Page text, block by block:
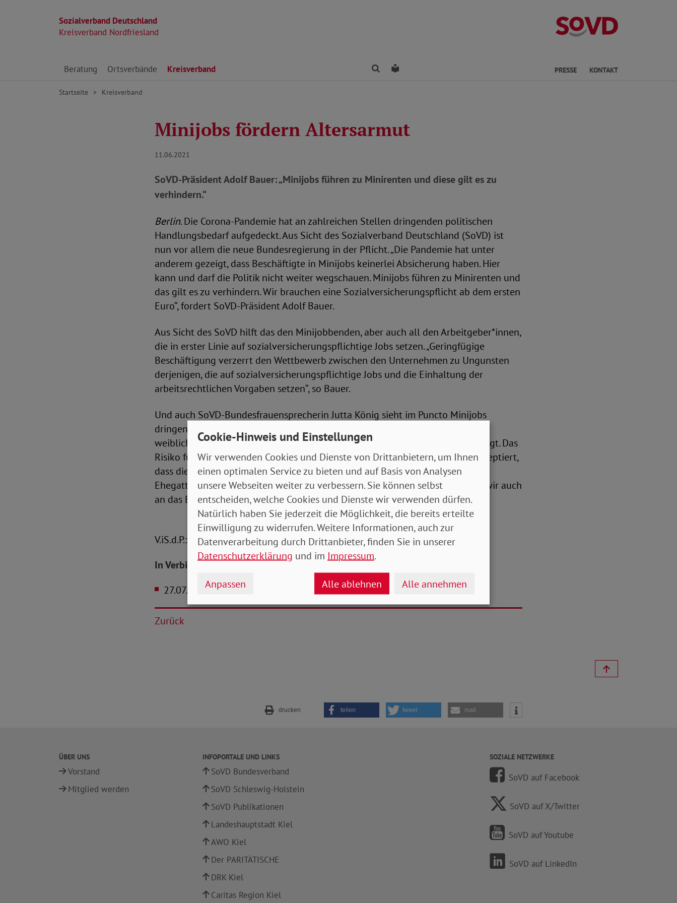
Sozialverband Deutschland
Kreisverband Nordfriesland
Kreisverband
Direkt zu den Inhalten springen
Beratung Ortsverbände Kreisverband FindenLeichte Sprache PRESSE KONTAKT
Startseite Kreisverband
Minijobs fördern Altersarmut
11.06.2021
SoVD-Präsident Adolf Bauer: „Minijobs führen zu Minirenten und diese gilt es zu
verhindern.“
Berlin. Die Corona-Pandemie hat an zahlreichen Stellen dringenden politischen
Handlungsbedarf aufgedeckt. Aus Sicht des Sozialverband Deutschland (SoVD) ist
nun vor allem die neue Bundesregierung in der Pflicht. „Die Pandemie hat unter
anderem gezeigt, dass Beschäftigte in Minijobs keinerlei Absicherung haben. Hier
kann und darf die Politik nicht weiter wegschauen. Minijobs führen zu Minirenten und
das gilt es zu verhindern. Wir brauchen eine Sozialversicherungspflicht ab dem ersten
Euro“, fordert SoVD-Präsident Adolf Bauer.
Aus Sicht des SoVD hilft das den Minijobbenden, aber auch all den Arbeitgeber*innen,
die in erster Linie auf sozialversicherungspflichtige Jobs setzen. „Geringfügige
Beschäftigung verzerrt den Wettbewerb zwischen den Unternehmen zu Ungunsten
derjenigen, die auf sozialversicherungspflichtige Jobs und die Einhaltung der
arbeitsrechtlichen Vorgaben setzen“, so Bauer.
Und auch SoVD-Bundesfrauensprecherin Jutta König sieht im Puncto Minijobs
dringenden Handlungsbedarf. „Der überwiegende Anteil der Minijobbenden ist
weiblich. Im gewerblichen Bereich sind 3.905.806 Frauen in Minijobs beschäftigt. Das
Risiko für Altersarmut ist hier besonders hoch. Es wird Zeit, dass die Politik akzeptiert,
dass die Brücke zum ersten Arbeitsmarkt durchweg nicht geglückt ist. Das
Ehegattensplitting begünstigt derzeit den Verbleib im Minijob. daher müssen wir auch
an das Ehegattensplitting ran.“
V.iS.d.P.: Christian Draheim
In Verbindung stehende Artikel
27.07.2021Lehren aus der Krise ziehen
Zurück
drucken teilen tweet mail
ÜBER UNS
Vorstand
Mitglied werden
INFOPORTALE UND LINKS
SoVD Bundesverband
SoVD Schleswig-Holstein
SoVD Publikationen
Landeshauptstadt Kiel
AWO Kiel
Der PARITÄTISCHE
DRK Kiel
Caritas Region Kiel
SOZIALE NETZWERKE
SoVD auf Facebook
SoVD auf X/Twitter
SoVD auf Youtube
SoVD auf LinkedIn
Cookie-Hinweis und Einstellungen
Wir verwenden Cookies und Dienste von Drittanbietern, um Ihnen
einen optimalen Service zu bieten und auf Basis von Analysen
unsere Webseiten weiter zu verbessern. Sie können selbst
entscheiden, welche Cookies und Dienste wir verwenden dürfen.
Natürlich haben Sie jederzeit die Möglichkeit, die bereits erteilte
Einwilligung zu widerrufen. Weitere Informationen, auch zur
Datenverarbeitung durch Drittanbieter, finden Sie in unserer
Datenschutzerklärung und im Impressum.
Anpassen Alle ablehnen Alle annehmen